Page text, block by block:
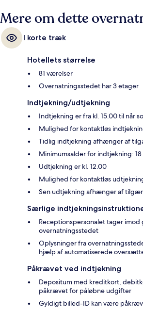
Mere om dette
I korte træk
Hotellets størrelse
81 værelser
Overnatningsstedet har 3 etager
Indtjekning/udtjekning
Indtjekning er fra kl. 15.00 til når
Mulighed for kontaktløs
Tidlig indtjekning afhænger af
Minimumsalder for indtjekning: 18
Udtjekning er kl. 12.00
Mulighed for kontaktløs
Sen udtjekning afhænger af
Særlige
Receptionspersonalet tager
overnatningsstedet
Oplysninger fra
hjælp af automatiserede
Påkrævet ved indtjekning
Depositum med kreditkort,
påkrævet for påløbne udgifter
Gyldigt billed-ID kan være